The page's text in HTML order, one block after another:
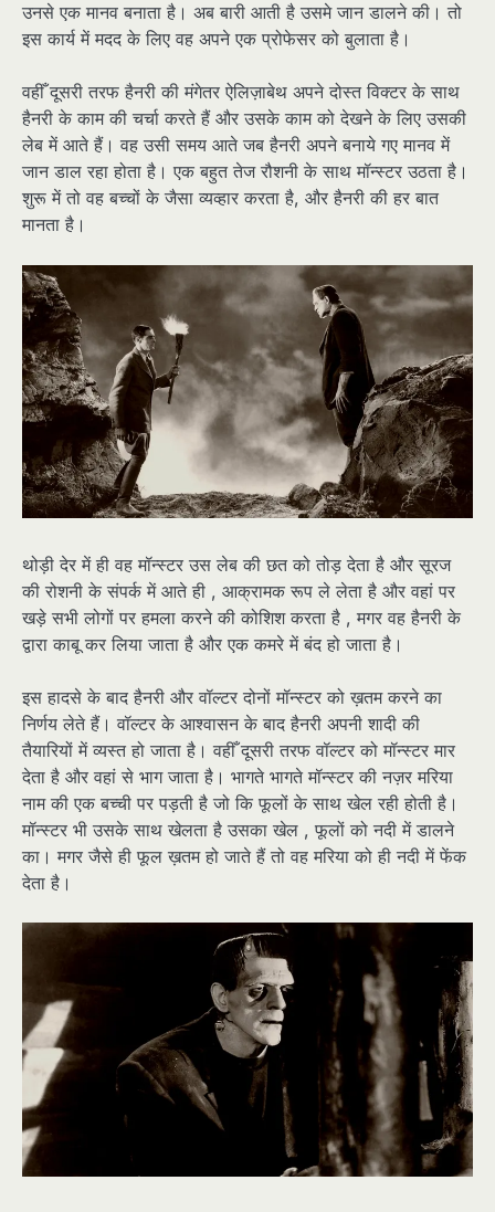
उनसे एक मानव बनाता है। अब बारी आती है उसमे जान डालने की। तो
इस कार्य में मदद के लिए वह अपने एक प्रोफेसर को बुलाता है।
वहीँ दूसरी तरफ हैनरी की मंगेतर ऐलिज़ाबेथ अपने दोस्त विक्टर के साथ
हैनरी के काम की चर्चा करते हैं और उसके काम को देखने के लिए उसकी
लेब में आते हैं। वह उसी समय आते जब हैनरी अपने बनाये गए मानव में
जान डाल रहा होता है। एक बहुत तेज रौशनी के साथ मॉन्स्टर उठता है।
शुरू में तो वह बच्चों के जैसा व्यव्हार करता है, और हैनरी की हर बात
मानता है।
थोड़ी देर में ही वह मॉन्स्टर उस लेब की छत को तोड़ देता है और सूरज
की रोशनी के संपर्क में आते ही , आक्रामक रूप ले लेता है और वहां पर
खड़े सभी लोगों पर हमला करने की कोशिश करता है , मगर वह हैनरी के
द्वारा काबू कर लिया जाता है और एक कमरे में बंद हो जाता है।
इस हादसे के बाद हैनरी और वॉल्टर दोनों मॉन्स्टर को ख़तम करने का
निर्णय लेते हैं। वॉल्टर के आश्वासन के बाद हैनरी अपनी शादी की
तैयारियों में व्यस्त हो जाता है। वहीँ दूसरी तरफ वॉल्टर को मॉन्स्टर मार
देता है और वहां से भाग जाता है। भागते भागते मॉन्स्टर की नज़र मरिया
नाम की एक बच्ची पर पड़ती है जो कि फूलों के साथ खेल रही होती है।
मॉन्स्टर भी उसके साथ खेलता है उसका खेल , फूलों को नदी में डालने
का। मगर जैसे ही फूल ख़तम हो जाते हैं तो वह मरिया को ही नदी में फेंक
देता है।